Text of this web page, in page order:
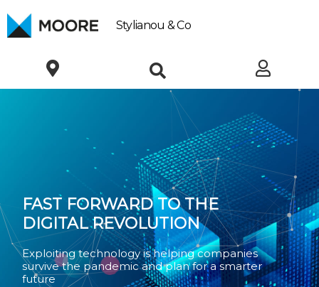
content
Stylianou & Co
FAST FORWARD TO THE
DIGITAL REVOLUTION
Exploiting technology is helping companies
survive the pandemic and plan for a smarter
future